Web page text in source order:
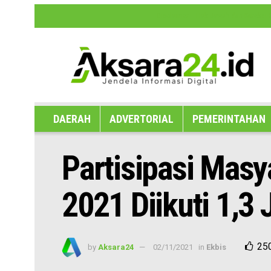
DAERAH ADVERTORIAL PEMERINTAHAN
Partisipasi
2021 Diikuti 1,3
by Aksara24 02/11/2021 in Ekbis